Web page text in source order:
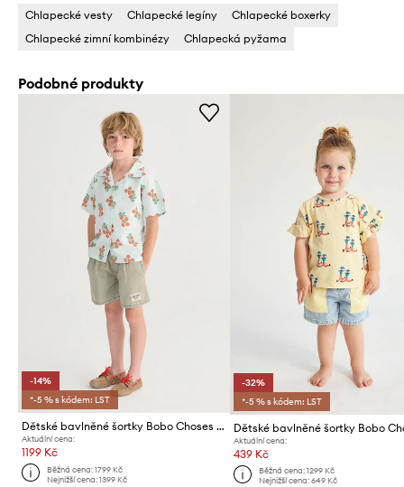
Chlapecké vesty Chlapecké legíny
Chlapecké boxerky
Chlapecké zimní kombinézy
Chlapecká pyžama
Podobné produkty
-14%
*-5 % s kódem: LST
Dětské bavlněné šortky Bobo Choses Bobo Choses Since 09
Aktuální cena:
1199 Kč
Běžná cena:1799 Kč
Nejnižší cena:1399 Kč
-32%
*-5 % s kódem: LST
Dětské bavlněné šortky Bobo
Aktuální cena:
439 Kč
Běžná cena: 1299 Kč
Nejnižší cena: 649 Kč